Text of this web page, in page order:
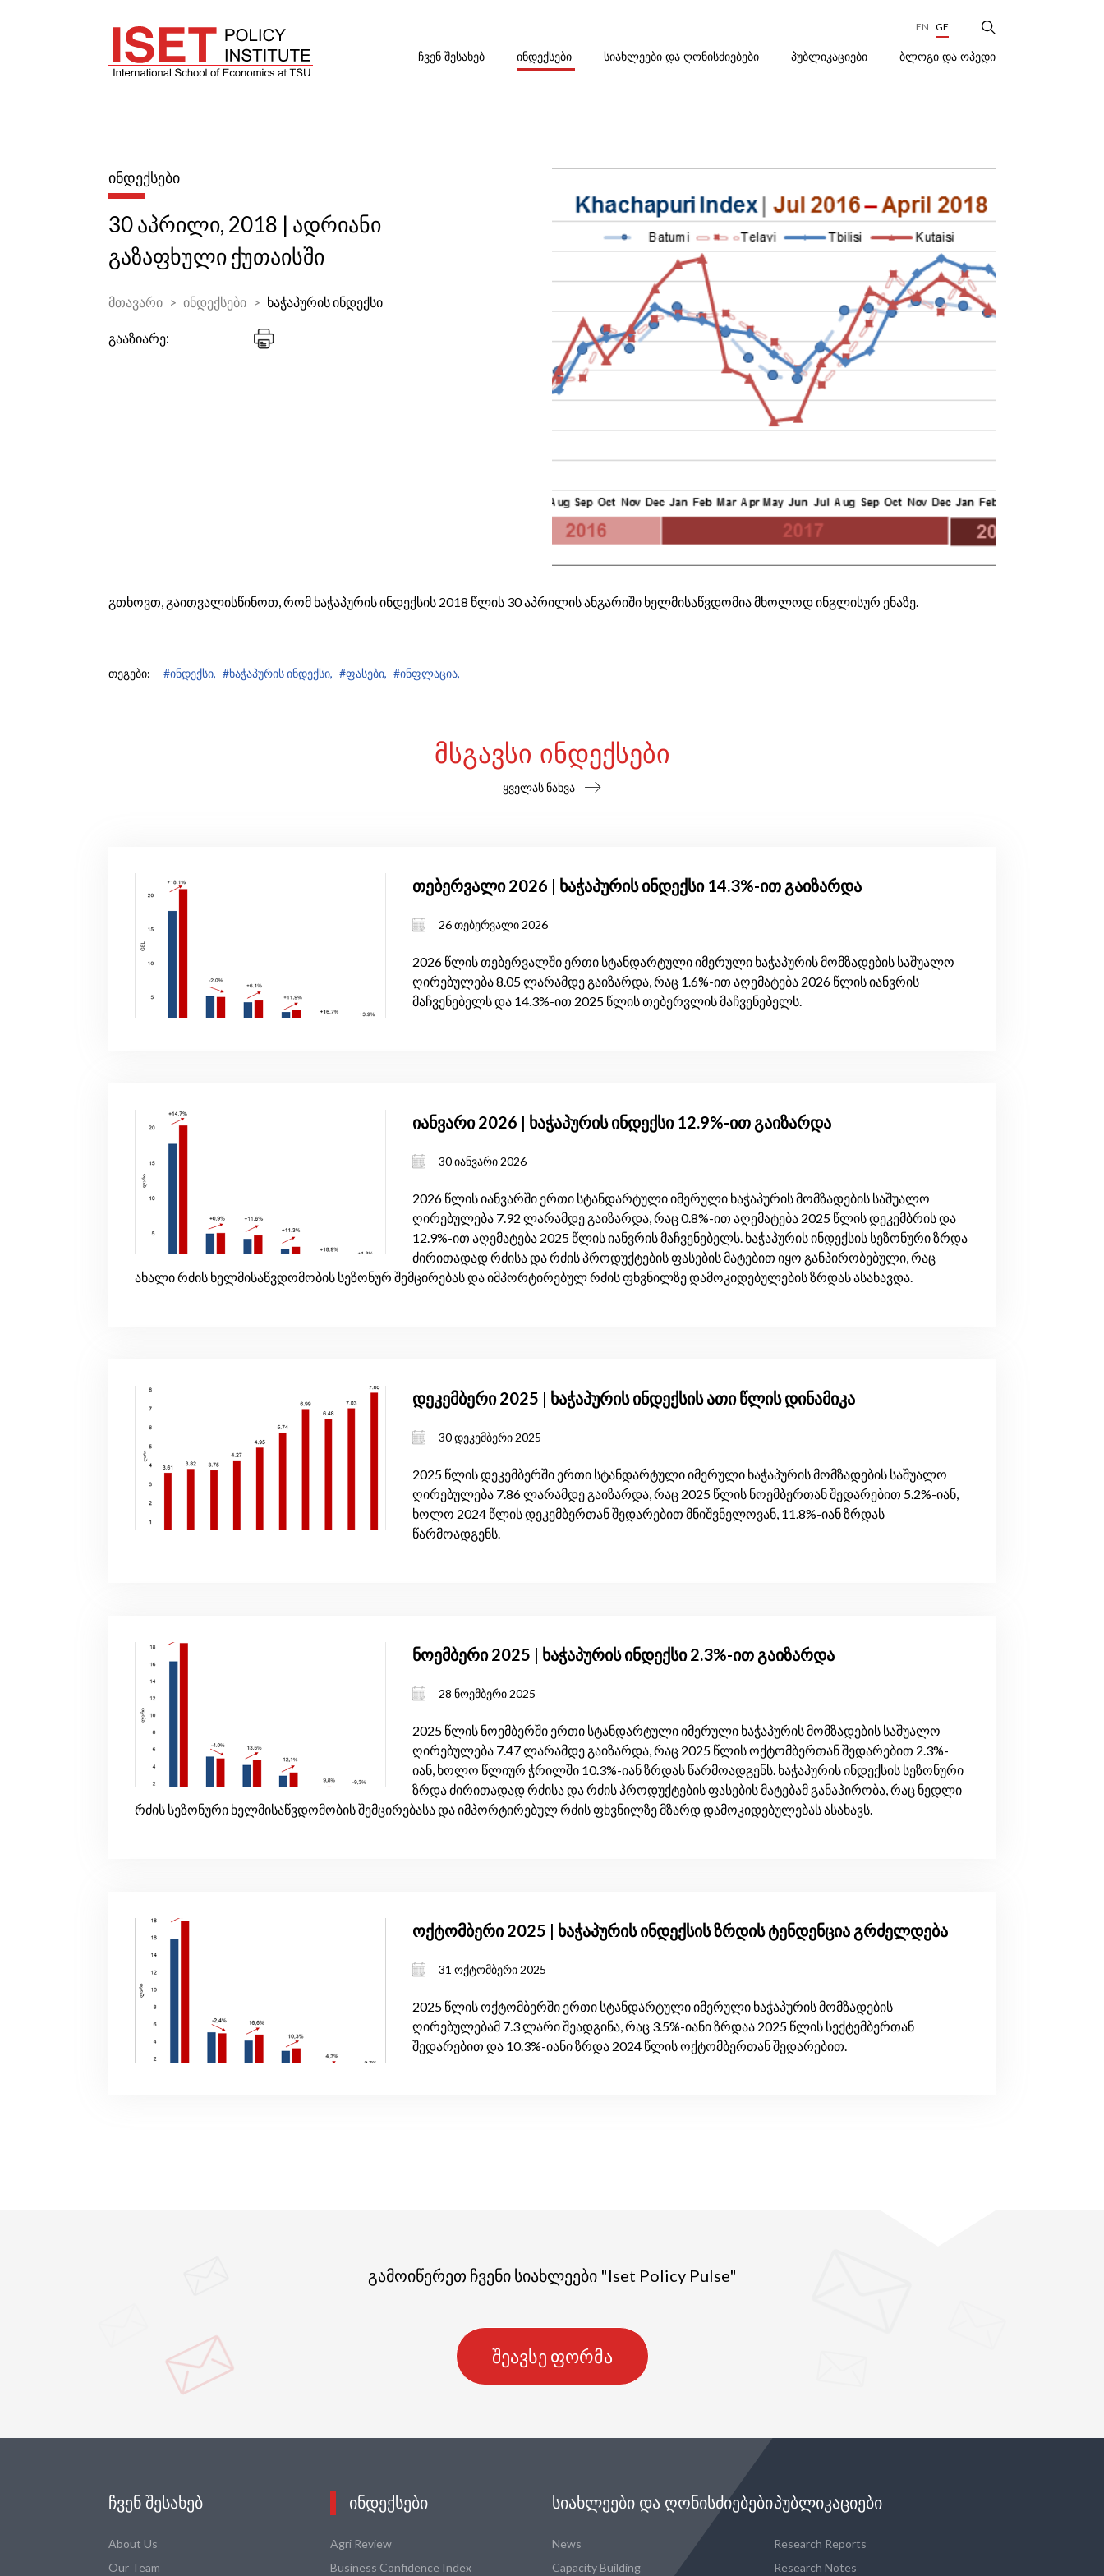
EN GE
ᲩᲕᲔᲜ ᲨᲔᲡᲐᲮᲔᲑ ᲘᲜᲓᲔᲥᲡᲔᲑᲘ ᲡᲘᲐᲮᲚᲔᲔᲑᲘ ᲓᲐ ᲦᲝᲜᲘᲡᲫᲘᲔᲑᲔᲑᲘ ᲞᲣᲑᲚᲘᲙᲐᲪᲘᲔᲑᲘ ᲑᲚᲝᲒᲘ ᲓᲐ ᲝᲞᲔᲓᲘ
ᲘᲜᲓᲔᲥᲡᲔᲑᲘ
30 აპრილი, 2018 | ადრიანი
გაზაფხული ქუთაისში
მთავარი ინდექსები ხაჭაპურის ინდექსი
გააზიარე:
გთხოვთ, გაითვალისწინოთ, რომ ხაჭაპურის ინდექსის 2018 წლის 30 აპრილის ანგარიში ხელმისაწვდომია მხოლოდ ინგლისურ ენაზე.
თეგები: #ინდექსი, #ხაჭაპურის ინდექსი, #ფასები, #ინფლაცია,
ᲛᲡᲒᲐᲕᲡᲘ ᲘᲜᲓᲔᲥᲡᲔᲑᲘ
ყველას ნახვა
თებერვალი 2026 | ხაჭაპურის ინდექსი 14.3%-ით გაიზარდა
26 თებერვალი 2026
2026 წლის თებერვალში ერთი სტანდარტული იმერული ხაჭაპურის მომზადების საშუალო
ღირებულება 8.05 ლარამდე გაიზარდა, რაც 1.6%-ით აღემატება 2026 წლის იანვრის
მაჩვენებელს და 14.3%-ით 2025 წლის თებერვლის მაჩვენებელს.
იანვარი 2026 | ხაჭაპურის ინდექსი 12.9%-ით გაიზარდა
30 იანვარი 2026
2026 წლის იანვარში ერთი სტანდარტული იმერული ხაჭაპურის მომზადების საშუალო
ღირებულება 7.92 ლარამდე გაიზარდა, რაც 0.8%-ით აღემატება 2025 წლის დეკემბრის და
12.9%-ით აღემატება 2025 წლის იანვრის მაჩვენებელს. ხაჭაპურის ინდექსის სეზონური ზრდა
ძირითადად რძისა და რძის პროდუქტების ფასების მატებით იყო განპირობებული, რაც
ახალი რძის ხელმისაწვდომობის სეზონურ შემცირებას და იმპორტირებულ რძის ფხვნილზე დამოკიდებულების ზრდას ასახავდა.
დეკემბერი 2025 | ხაჭაპურის ინდექსის ათი წლის დინამიკა
30 დეკემბერი 2025
2025 წლის დეკემბერში ერთი სტანდარტული იმერული ხაჭაპურის მომზადების საშუალო
ღირებულება 7.86 ლარამდე გაიზარდა, რაც 2025 წლის ნოემბერთან შედარებით 5.2%-იან,
ხოლო 2024 წლის დეკემბერთან შედარებით მნიშვნელოვან, 11.8%-იან ზრდას
წარმოადგენს.
ნოემბერი 2025 | ხაჭაპურის ინდექსი 2.3%-ით გაიზარდა
28 ნოემბერი 2025
2025 წლის ნოემბერში ერთი სტანდარტული იმერული ხაჭაპურის მომზადების საშუალო
ღირებულება 7.47 ლარამდე გაიზარდა, რაც 2025 წლის ოქტომბერთან შედარებით 2.3%-
იან, ხოლო წლიურ ჭრილში 10.3%-იან ზრდას წარმოადგენს. ხაჭაპურის ინდექსის სეზონური
ზრდა ძირითადად რძისა და რძის პროდუქტების ფასების მატებამ განაპირობა, რაც ნედლი
რძის სეზონური ხელმისაწვდომობის შემცირებასა და იმპორტირებულ რძის ფხვნილზე მზარდ დამოკიდებულებას ასახავს.
ოქტომბერი 2025 | ხაჭაპურის ინდექსის ზრდის ტენდენცია გრძელდება
31 ოქტომბერი 2025
2025 წლის ოქტომბერში ერთი სტანდარტული იმერული ხაჭაპურის მომზადების
ღირებულებამ 7.3 ლარი შეადგინა, რაც 3.5%-იანი ზრდაა 2025 წლის სექტემბერთან
შედარებით და 10.3%-იანი ზრდა 2024 წლის ოქტომბერთან შედარებით.
გამოიწერეთ ჩვენი სიახლეები "Iset Policy Pulse"
შეავსე ფორმა
ᲩᲕᲔᲜ ᲨᲔᲡᲐᲮᲔᲑ
About Us
Our Team
ᲘᲜᲓᲔᲥᲡᲔᲑᲘ
Agri Review
Business Confidence Index
ᲡᲘᲐᲮᲚᲔᲔᲑᲘ ᲓᲐ ᲦᲝᲜᲘᲡᲫᲘᲔᲑᲔᲑᲘ
News
Capacity Building
ᲞᲣᲑᲚᲘᲙᲐᲪᲘᲔᲑᲘ
Research Reports
Research Notes